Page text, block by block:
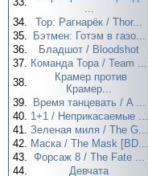
...
34.
Тор: Рагнарёк / Thor...
35.
Бэтмен: Готэм в газо...
36.
Бладшот / Bloodshot
37. Команда Тора / Team ...
38.
Крамер против
Крамер...
39.
Время танцевать / A ...
40. 1+1 / Неприкасаемые ...
41. Зеленая миля / The G...
42. Маска / The Mask [BD...
43. Форсаж 8 / The Fate ...
44.
Девчата